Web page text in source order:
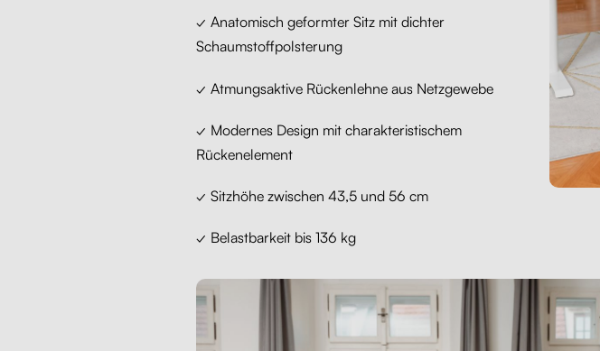
✓ Anatomisch geformter Sitz mit dichter
Schaumstoffpolsterung
✓ Atmungsaktive Rückenlehne aus Netzgewebe
✓ Modernes Design mit charakteristischem
Rückenelement
✓ Sitzhöhe zwischen 43,5 und 56 cm
✓ Belastbarkeit bis 136 kg